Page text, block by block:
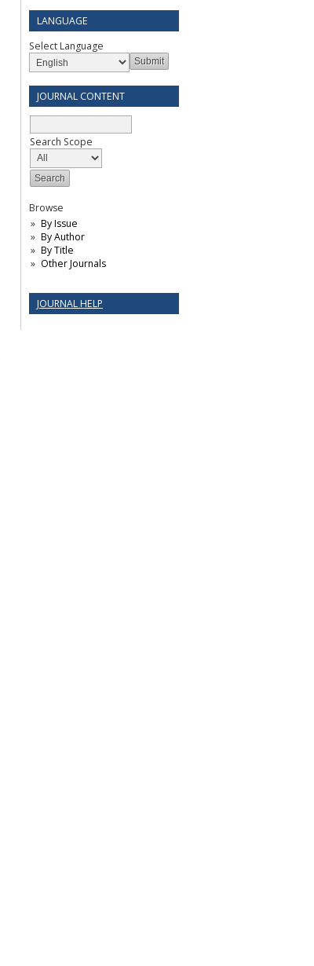
LANGUAGE
Select Language
JOURNAL CONTENT
Search Scope
Browse
By Issue
By Author
By Title
Other Journals
JOURNAL HELP